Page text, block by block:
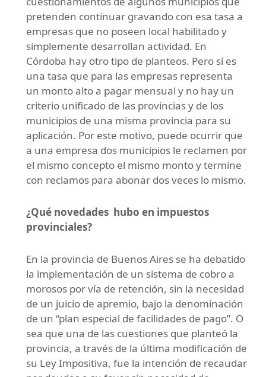
pretenden continuar gravando con esa tasa a
empresas que no poseen local habilitado y
simplemente desarrollan actividad. En
Córdoba hay otro tipo de planteos. Pero sí es
una tasa que para las empresas representa
un monto alto a pagar mensual y no hay un
criterio unificado de las provincias y de los
municipios de una misma provincia para su
aplicación. Por este motivo, puede ocurrir que
a una empresa dos municipios le reclamen por
el mismo concepto el mismo monto y termine
con reclamos para abonar dos veces lo mismo.
¿Qué novedades hubo en impuestos
provinciales?
En la provincia de Buenos Aires se ha debatido
la implementación de un sistema de cobro a
morosos por vía de retención, sin la necesidad
de un juicio de apremio, bajo la denominación
de un “plan especial de facilidades de pago”. O
sea que una de las cuestiones que planteó la
provincia, a través de la última modificación de
su Ley Impositiva, fue la intención de recaudar